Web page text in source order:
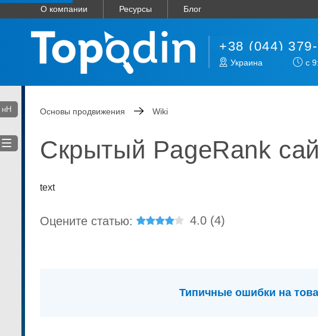
О компании Ресурсы Блог
+38 (044)
Украина с
нН Основы продвижения Wiki
Скрытый PageRank
text
Оцените статью: 4.0 (4)
Типичные ошибки на